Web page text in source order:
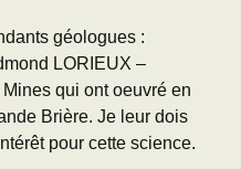
géologues :
LORIEUX –
Mines qui ont oeuvré en
Brière. Je leur dois
pour cette science.